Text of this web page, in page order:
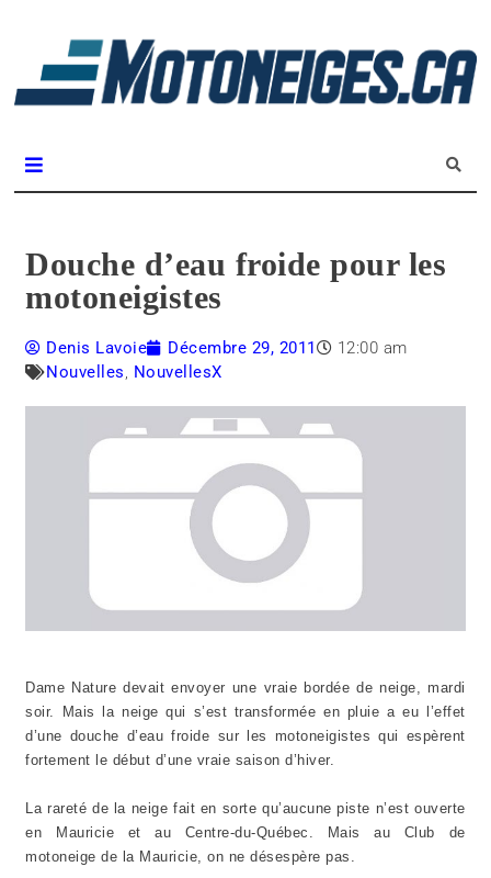
Douche d’eau froide pour les
motoneigistes
Denis Lavoie Décembre 29, 2011
12:00 am
Nouvelles, NouvellesX
Dame Nature devait envoyer une vraie bordée de neige, mardi
soir. Mais la neige qui s’est transformée en pluie a eu l’effet
d’une douche d’eau froide sur les motoneigistes qui espèrent
fortement le début d’une vraie saison d’hiver.
La rareté de la neige fait en sorte qu’aucune piste n’est ouverte
en Mauricie et au Centre-du-Québec. Mais au Club de
motoneige de la Mauricie, on ne désespère pas.